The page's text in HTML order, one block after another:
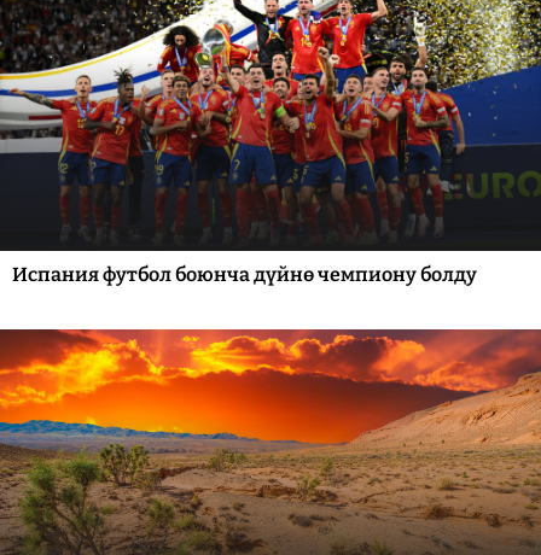
Испания футбол боюнча дүйнө чемпиону болду